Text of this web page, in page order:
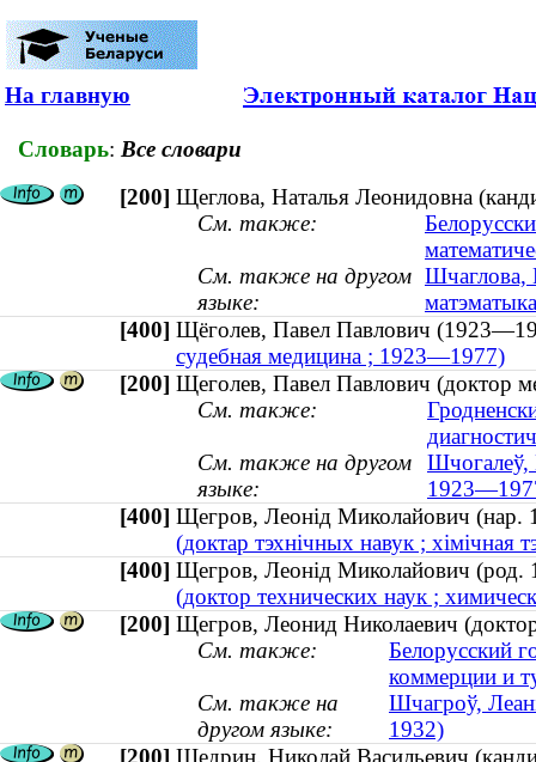
На главную
Словарь: Все словари
[200] Щеглова, Наталья Леонидовна
См. также:
См. также на другом
языке:
Шчаглова,
[400] Щёголев, Павел Павлович
судебная медицина ; 1923—1977)
[200] Щеголев, Павел Павлович (доктор
См. также:
См. также на другом
языке:
Шчогалеў,
[400] Щегров, Леонід Миколайович (нар.
(доктар тэхнічных навук ; хімічная
[400] Щегров, Леонід Миколайович (род.
(доктор технических наук ;
[200] Щегров, Леонид Николаевич
См. также:
Белорусский
коммерции и
См. также на
другом языке:
Шчагроў,
1932)